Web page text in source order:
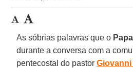
As sóbrias palavras que o Papa
durante a conversa com a
pentecostal do pastor